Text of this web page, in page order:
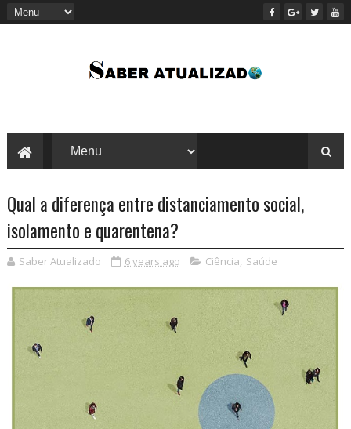
Qual a diferença entre distanciamento social,
isolamento e quarentena?
Saber Atualizado 6 years ago Ciência, Saúde